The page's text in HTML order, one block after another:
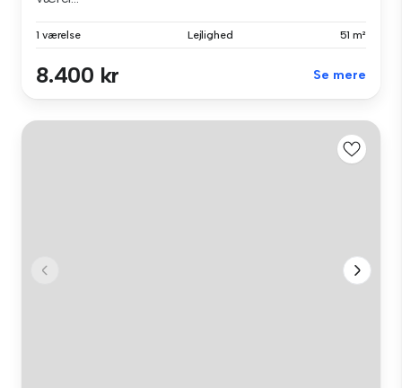
1 værelse Lejlighed 51 m²
8.400 kr Se mere